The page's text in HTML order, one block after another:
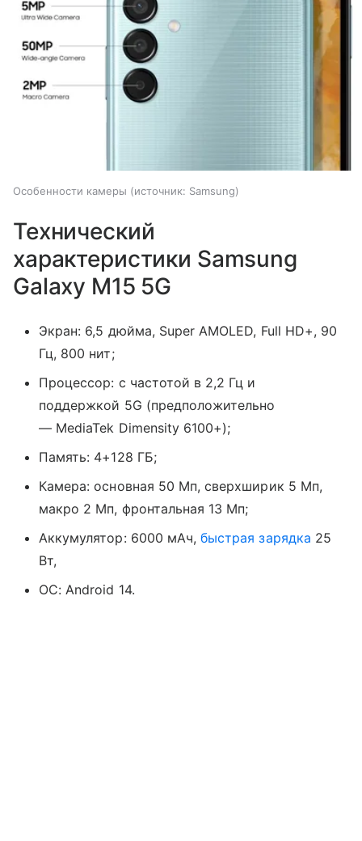
Особенности камеры источник: Samsung
Технический
характеристики Samsung
Galaxy M15 5G
Экран: 6,5 дюйма, Super AMOLED, Full HD+, 90
Гц, 800 нит;
Процессор: с частотой в 2,2 Гц и
поддержкой 5G (предположительно
— MediaTek Dimensity 6100+);
Память: 4+128 ГБ;
Камера: основная 50 Мп, сверхширик 5 Мп,
макро 2 Мп, фронтальная 13 Мп;
Аккумулятор: 6000 мАч,быстрая зарядка 25
Вт,
ОС:Android 14.